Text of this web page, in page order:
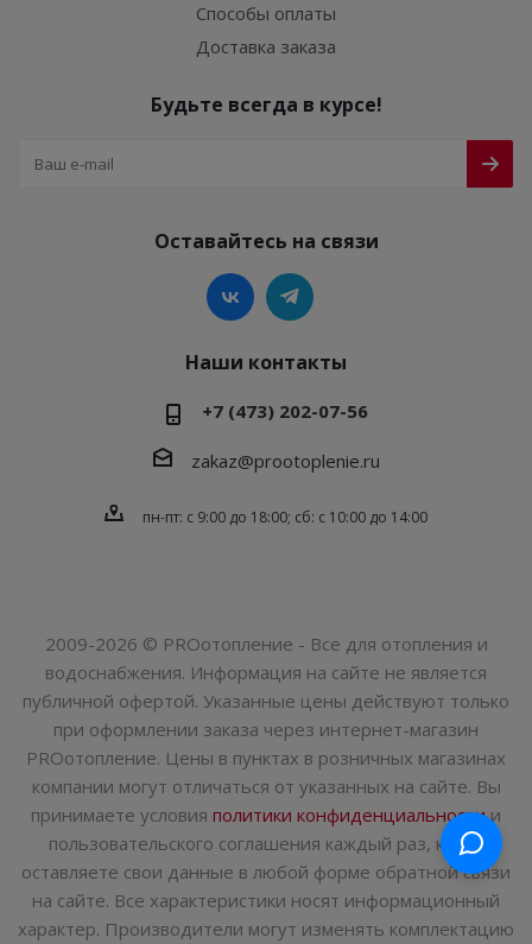
Способы оплаты
Доставка заказа
Будьте всегда в курсе!
Оставайтесь на связи
Наши контакты
+7 (473) 202-07-56
zakaz@prootoplenie.ru
пн-пт: c 9:00 до 18:00; сб: с 10:00 до 14:00
2009-2026 © PROотопление - Все для отопления и
водоснабжения. Информация на сайте не является
публичной офертой. Указанные цены действуют только
при оформлении заказа через интернет-магазин
PROотопление. Цены в пунктах в розничных магазинах
компании могут отличаться от указанных на сайте. Вы
принимаете условия политики конфиденциальностии
пользовательского соглашения каждый раз, когда
оставляете свои данные в любой форме обратной связи
на сайте. Все характеристики носят информационный
характер. Производители могут изменять комплектацию